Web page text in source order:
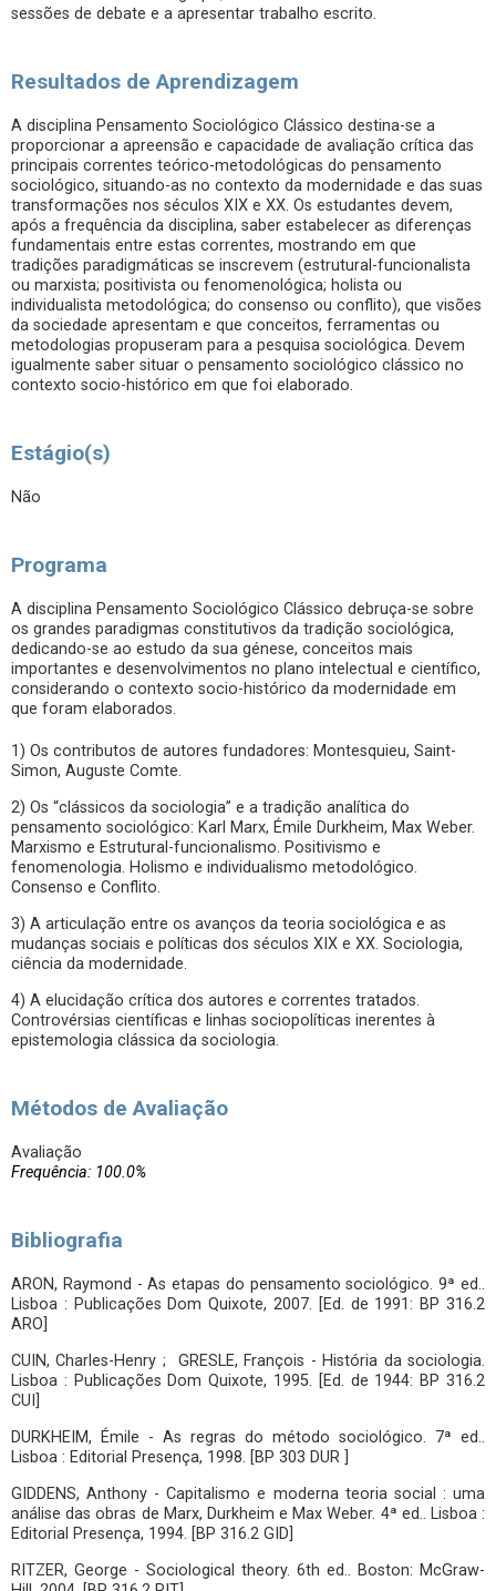
sessões de debate e a apresentar trabalho escrito.
Resultados de Aprendizagem
A disciplina Pensamento Sociológico Clássico destina-se a
proporcionar a apreensão e capacidade de avaliação crítica das
principais correntes teórico-metodológicas do pensamento
sociológico, situando-as no contexto da modernidade e das suas
transformações nos séculos XIX e XX. Os estudantes devem,
após a frequência da disciplina, saber estabelecer as diferenças
fundamentais entre estas correntes, mostrando em que
tradições paradigmáticas se inscrevem (estrutural-funcionalista
ou marxista; positivista ou fenomenológica; holista ou
individualista metodológica; do consenso ou conflito), que visões
da sociedade apresentam e que conceitos, ferramentas ou
metodologias propuseram para a pesquisa sociológica. Devem
igualmente saber situar o pensamento sociológico clássico no
contexto socio-histórico em que foi elaborado.
Estágio(s)
Não
Programa
A disciplina Pensamento Sociológico Clássico debruça-se sobre
os grandes paradigmas constitutivos da tradição sociológica,
dedicando-se ao estudo da sua génese, conceitos mais
importantes e desenvolvimentos no plano intelectual e científico,
considerando o contexto socio-histórico da modernidade em
que foram elaborados.
1) Os contributos de autores fundadores: Montesquieu, Saint-
Simon, Auguste Comte.
2) Os “clássicos da sociologia” e a tradição analítica do
pensamento sociológico: Karl Marx, Émile Durkheim, Max Weber.
Marxismo e Estrutural-funcionalismo. Positivismo e
fenomenologia. Holismo e individualismo metodológico.
Consenso e Conflito.
3) A articulação entre os avanços da teoria sociológica e as
mudanças sociais e políticas dos séculos XIX e XX. Sociologia,
ciência da modernidade.
4) A elucidação crítica dos autores e correntes tratados.
Controvérsias científicas e linhas sociopolíticas inerentes à
epistemologia clássica da sociologia.
Métodos de Avaliação
Avaliação
Frequência: 100.0%
Bibliografia
ARON, Raymond - As etapas do pensamento sociológico. 9ª ed..
Lisboa : Publicações Dom Quixote, 2007. [Ed. de 1991: BP 316.2
ARO]
CUIN, Charles-Henry ; GRESLE, François - História da sociologia.
Lisboa : Publicações Dom Quixote, 1995. [Ed. de 1944: BP 316.2
CUI]
DURKHEIM, Émile - As regras do método sociológico. 7ª ed..
Lisboa : Editorial Presença, 1998. [BP 303 DUR ]
GIDDENS, Anthony - Capitalismo e moderna teoria social : uma
análise das obras de Marx, Durkheim e Max Weber. 4ª ed.. Lisboa :
Editorial Presença, 1994. [BP 316.2 GID]
RITZER, George - Sociological theory. 6th ed.. Boston: McGraw-